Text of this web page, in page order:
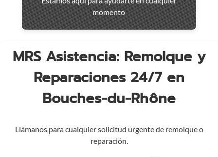
toda
la
región
momento
MRS Asistencia: Remolque y
Reparaciones 24/7 en
Bouches-du-Rhône
Llámanos para cualquier solicitud urgente de remolque o
reparación.